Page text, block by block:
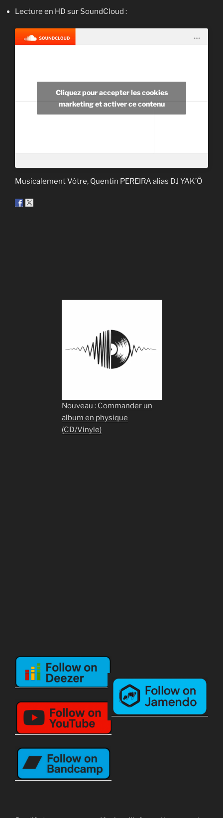
Lecture en HD sur SoundCloud :
Cliquez pour accepter les cookies
marketing et activer ce contenu
Musicalement Vôtre, Quentin PEREIRA alias DJ YAK’Ô
Nouveau : Commander un
album en physique
(CD/Vinyle)